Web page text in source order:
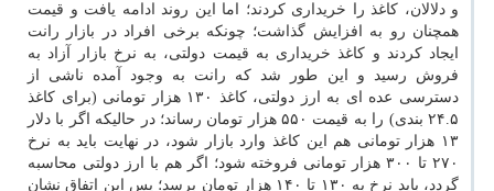
و دلالان، كاغذ را خریداری كردند؛ اما این روند ادامه یافت و قیمت
همچنان رو به افزایش گذاشت؛ چونكه برخی افراد در بازار رانت
ایجاد كردند و كاغذ خریداری به قیمت دولتی، به نرخ بازار آزاد به
فروش رسید و این طور شد كه رانت به وجود آمده ناشی از
دسترسی عده ای به ارز دولتی، كاغذ ۱۳۰ هزار تومانی (برای كاغذ
۲۴.۵ بندی) را به قیمت ۵۵۰ هزار تومان رساند؛ در حالیكه اگر با دلار
۱۳ هزار تومانی هم این كاغذ وارد بازار شود، در نهایت باید به نرخ
۲۷۰ تا ۳۰۰ هزار تومانی فروخته شود؛ اگر هم با ارز دولتی محاسبه
گردد، باید نرخ به ۱۳۰ تا ۱۴۰ هزار تومان برسد؛ پس این اتفاق نشان